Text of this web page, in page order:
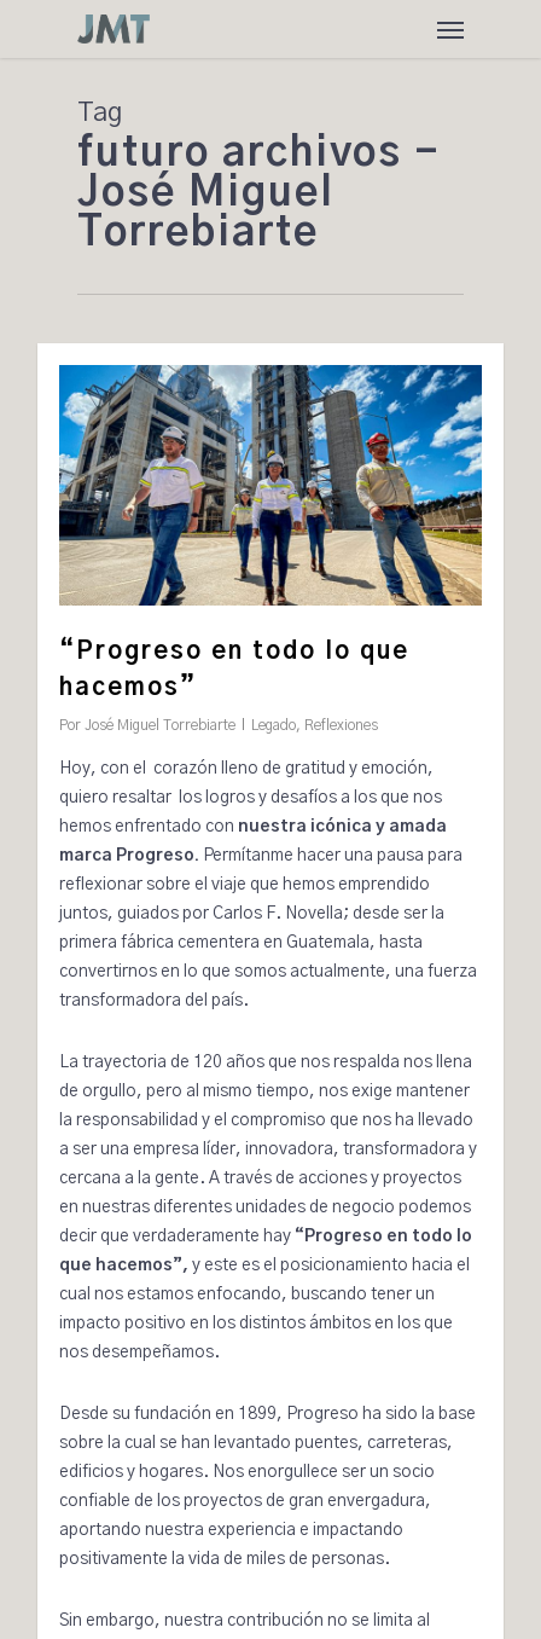
Tag
futuro archivos -
José Miguel
Torrebiarte
“Progreso en todo lo que
hacemos”
Por José Miguel Torrebiarte Legado, Reflexiones
Hoy, con el corazón lleno de gratitud y emoción,
quiero resaltar los logros y desafíos a los que nos
hemos enfrentado con nuestra icónica y amada
marca Progreso. Permítanme hacer una pausa para
reflexionar sobre el viaje que hemos emprendido
juntos, guiados por Carlos F. Novella; desde ser la
primera fábrica cementera en Guatemala, hasta
convertirnos en lo que somos actualmente, una fuerza
transformadora del país.
La trayectoria de 120 años que nos respalda nos llena
de orgullo, pero al mismo tiempo, nos exige mantener
la responsabilidad y el compromiso que nos ha llevado
a ser una empresa líder, innovadora, transformadora y
cercana a la gente. A través de acciones y proyectos
en nuestras diferentes unidades de negocio podemos
decir que verdaderamente hay “Progreso en todo lo
que hacemos”, y este es el posicionamiento hacia el
cual nos estamos enfocando, buscando tener un
impacto positivo en los distintos ámbitos en los que
nos desempeñamos.
Desde su fundación en 1899, Progreso ha sido la base
sobre la cual se han levantado puentes, carreteras,
edificios y hogares. Nos enorgullece ser un socio
confiable de los proyectos de gran envergadura,
aportando nuestra experiencia e impactando
positivamente la vida de miles de personas.
Sin embargo, nuestra contribución no se limita al